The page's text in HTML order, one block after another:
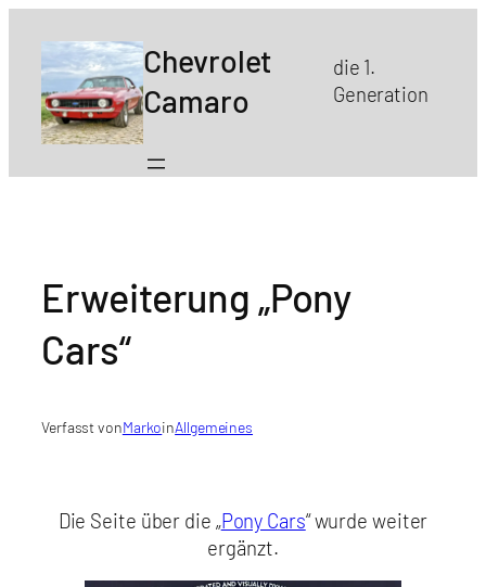
Inhalt
springen
Chevrolet
Camaro
die 1.
Generation
Erweiterung „Pony
Cars“
Verfasst vonMarkoinAllgemeines
Die Seite über die „Pony Cars“ wurde weiter
ergänzt.